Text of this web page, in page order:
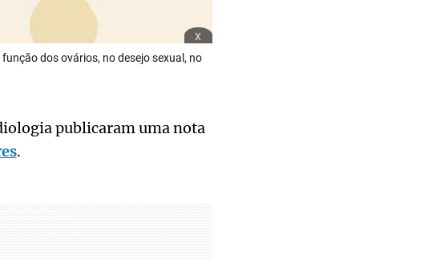
x
dos ovários, no desejo sexual, no
publicaram uma nota
.